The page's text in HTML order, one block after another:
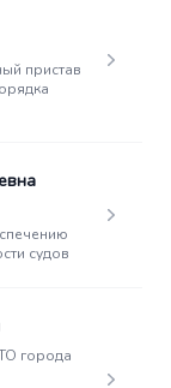
пристав
судов
города